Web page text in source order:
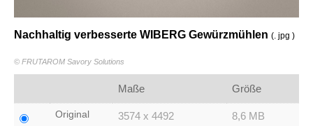
Nachhaltig verbesserte WIBERG Gewürzmühlen (. jpg )
© FRUTAROM Savory Solutions
Maße Größe
Original 3574 x 4492 8,6 MB